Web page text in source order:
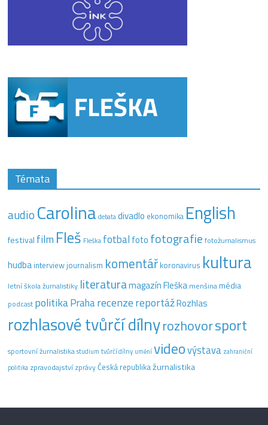
Témata
audio Carolina debata divadlo ekonomika English
festival film Fleš Fleška fotbal foto fotografie fotožurnalismus
hudba interview journalism komentář koronavirus kultura
letní škola žurnalistiky literaturamagazín Fleška menšinamédia
podcast politikaPraharecenzereportážRozhlas
rozhlasové tvůrčí dílnyrozhovorsport
sportovní žurnalistika studium tvůrčí dílny uměnívideovýstava zahraniční
politika zpravodajstvízprávyČeská republikažurnalistika